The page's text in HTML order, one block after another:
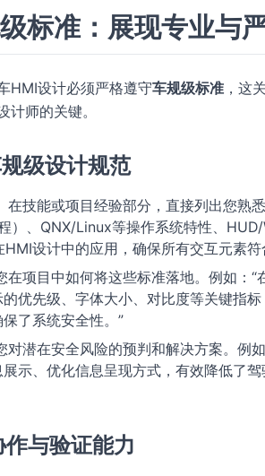
标准：展现专业与
HMI设计必须严格遵守车规级标准 ，这
计师的关键。
级设计规范
在技能或项目经验部分，直接列出您熟
）、QNX/Linux等操作系统特性、
设计中的应用，确保所有交互元素符
在项目中如何将这些标准落地。例如：
优先级、字体大小、对比度等关键指标
了系统安全性。”
对潜在安全风险的预判和解决方案。例
示、优化信息呈现方式，有效降低了
与验证能力